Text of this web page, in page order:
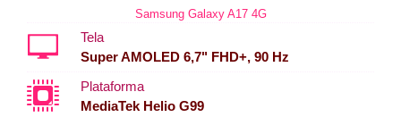
Samsung Galaxy A17 4G
Tela
Super AMOLED 6,7" FHD+, 90 Hz
Plataforma
MediaTek Helio G99